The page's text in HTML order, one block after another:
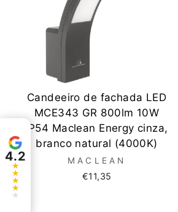
Candeeiro de fachada LED
MCE343 GR 800lm 10W
IP54 Maclean Energy cinza,
branco natural (4000K)
MACLEAN
€11,35
4.2